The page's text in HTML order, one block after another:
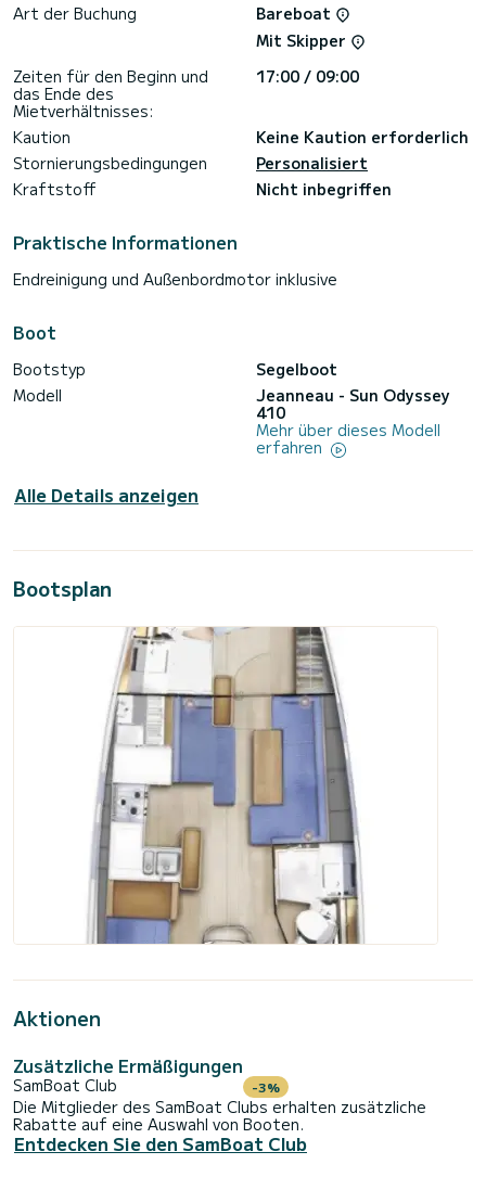
Für Informationsanfragen oder Reservierungen klicken Sie
auf die Schaltfläche „Angebot anfordern“. Ein SamBoat-
Art der Buchung
Bareboat
Mit Skipper
Zeiten für den Beginn und
das Ende des
Mietverhältnisses:
17:00 / 09:00
Kaution
Keine Kaution erforderlich
Stornierungsbedingungen
Personalisiert
Kraftstoff
Nicht inbegriffen
Praktische Informationen
Endreinigung und Außenbordmotor inklusive
Boot
Bootstyp
Segelboot
Modell
Jeanneau - Sun Odyssey
410
Mehr über dieses Modell
erfahren
Alle Details anzeigen
Bootsplan
Aktionen
Zusätzliche Ermäßigungen
SamBoat Club -3%
Die Mitglieder des SamBoat Clubs erhalten zusätzliche
Rabatte auf eine Auswahl von Booten.
Entdecken Sie den SamBoat Club